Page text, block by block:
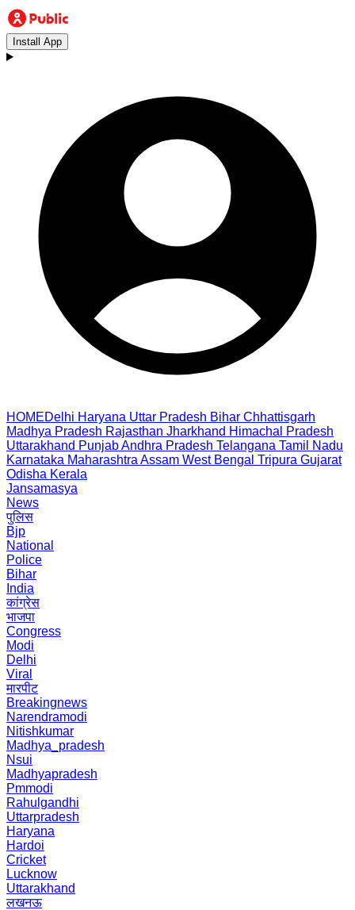
Install App
HOMEDelhi Haryana Uttar Pradesh Bihar Chhattisgarh
Madhya Pradesh Rajasthan Jharkhand Himachal Pradesh
Uttarakhand PunjabAndhra Pradesh Telangana Tamil Nadu
Karnataka Maharashtra Assam West Bengal Tripura Gujarat
Odisha Kerala
Jansamasya
News
पुलिस
Bjp
National
Police
Bihar
India
कांग्रेस
भाजपा
Congress
Modi
Delhi
Viral
मारपीट
Breakingnews
Narendramodi
Nitishkumar
Madhya_pradesh
Nsui
Madhyapradesh
Pmmodi
Rahulgandhi
Uttarpradesh
Haryana
Hardoi
Cricket
Lucknow
Uttarakhand
लखनऊ